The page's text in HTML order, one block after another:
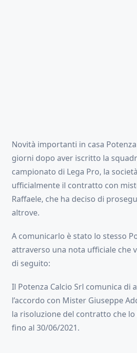
Novità importanti in casa
giorni dopo aver iscritto la
campionato di Lega Pro, la
ufficialmente il contratto con
Raffaele, che ha deciso di
altrove.
A comunicarlo è stato lo stesso
attraverso una nota ufficiale che
di seguito:
Il Potenza Calcio Srl comunica di
l’accordo con Mister Giuseppe
la risoluzione del contratto che
fino al 30/06/2021.